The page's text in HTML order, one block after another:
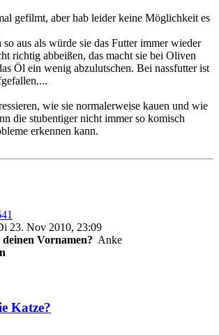
gefilmt, aber hab leider keine Möglichkeit es
so aus als würde sie das Futter immer wieder
richtig abbeißen, das macht sie bei Oliven
Öl ein wenig abzulutschen. Bei nassfutter ist
wie sie normalerweise kauen und wie
die stubentiger nicht immer so komisch
erkennen kann.
23. Nov 2010, 23:09
deinen Vornamen? Anke
Katze?